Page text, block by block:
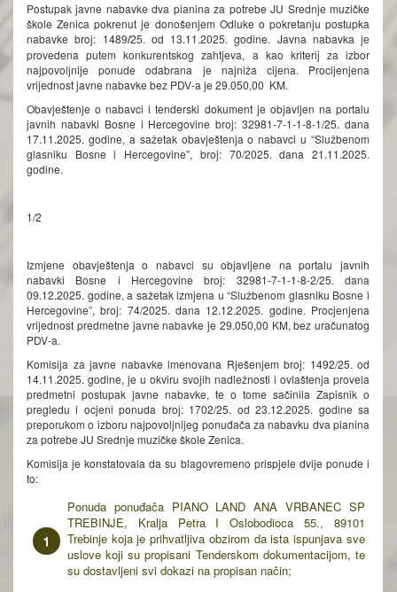
Postupak javne nabavke dva pianina za potrebe JU Srednje muzičke
škole Zenica pokrenut je donošenjem Odluke o pokretanju postupka
nabavke broj: 1489/25. od 13.11.2025. godine. Javna nabavka je
provedena putem konkurentskog zahtjeva, a kao kriterij za izbor
najpovoljnije ponude odabrana je najniža cijena. Procijenjena
vrijednost javne nabavke bez PDV-a je 29.050,00 KM.
Obavještenje o nabavci i tenderski dokument je objavljen na portalu
javnih nabavki Bosne i Hercegovine broj: 32981-7-1-1-8-1/25. dana
17.11.2025. godine, a sažetak obavještenja o nabavci u “Službenom
glasniku Bosne i Hercegovine”, broj: 70/2025. dana 21.11.2025.
godine.
1/2
Izmjene obavještenja o nabavci su objavljene na portalu javnih
nabavki Bosne i Hercegovine broj: 32981-7-1-1-8-2/25. dana
09.12.2025. godine, a sažetak izmjena u “Službenom glasniku Bosne i
Hercegovine”, broj: 74/2025. dana 12.12.2025. godine. Procjenjena
vrijednost predmetne javne nabavke je 29.050,00 KM, bez uračunatog
PDV-a.
Komisija za javne nabavke imenovana Rješenjem broj: 1492/25. od
14.11.2025. godine, je u okviru svojih nadležnosti i ovlaštenja provela
predmetni postupak javne nabavke, te o tome sačinila Zapisnik o
pregledu i ocjeni ponuda broj: 1702/25. od 23.12.2025. godine sa
preporukom o izboru najpovoljnijeg ponuđača za nabavku dva pianina
za potrebe JU Srednje muzičke škole Zenica.
Komisija je konstatovala da su blagovremeno prispjele dvije ponude i
to:
Ponuda ponuđača PIANO LAND ANA VRBANEC SP
TREBINJE, Kralja Petra I Oslobodioca 55., 89101
Trebinje koja je prihvatljiva obzirom da ista ispunjava sve
uslove koji su propisani Tenderskom dokumentacijom, te
su dostavljeni svi dokazi na propisan način;